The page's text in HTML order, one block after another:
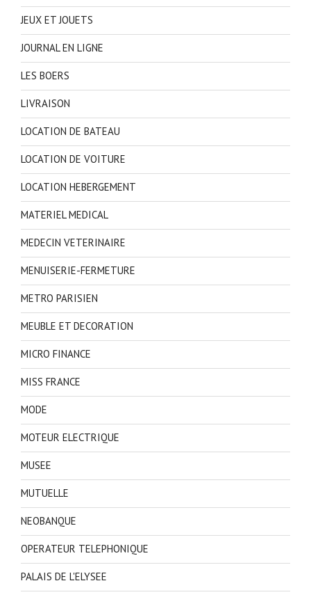
JEUX ET JOUETS
JOURNAL EN LIGNE
LES BOERS
LIVRAISON
LOCATION DE BATEAU
LOCATION DE VOITURE
LOCATION HEBERGEMENT
MATERIEL MEDICAL
MEDECIN VETERINAIRE
MENUISERIE-FERMETURE
METRO PARISIEN
MEUBLE ET DECORATION
MICRO FINANCE
MISS FRANCE
MODE
MOTEUR ELECTRIQUE
MUSEE
MUTUELLE
NEOBANQUE
OPERATEUR TELEPHONIQUE
PALAIS DE L'ELYSEE